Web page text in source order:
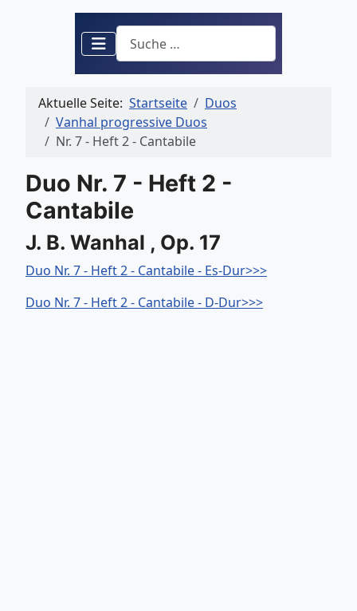
Suchen
Aktuelle Seite: Startseite
Duos
Vanhal progressive Duos
Nr. 7 - Heft 2 - Cantabile
Duo Nr. 7 - Heft 2 -
Cantabile
J. B. Wanhal , Op. 17
Duo Nr. 7 - Heft 2 - Cantabile - Es-Dur>>>
Duo Nr. 7 - Heft 2 - Cantabile - D-Dur>>>